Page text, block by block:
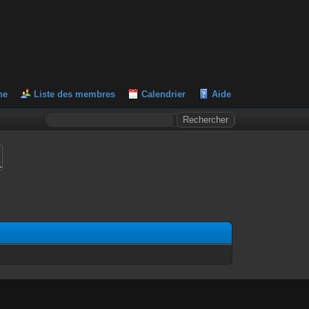
Liste des membres Calendrier Aide